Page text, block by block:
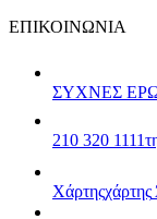
ΕΠΙΚΟΙΝΩΝΙΑ
ΣΥΧΝΕΣ
210 320 1111
Χάρτηςχάρτης